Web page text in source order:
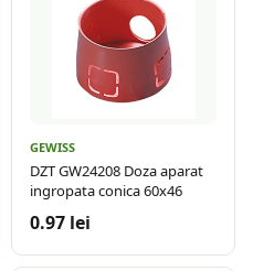
GEWISS
DZT GW24208 Doza aparat
ingropata conica 60x46
0.97 lei